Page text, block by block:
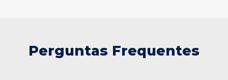
Perguntas Frequentes